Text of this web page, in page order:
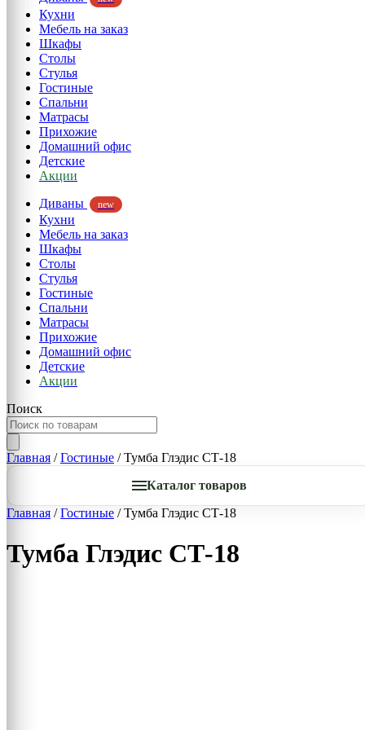
Кухни
Мебель на заказ
Шкафы
Столы
Стулья
Гостиные
Спальни
Матрасы
Прихожие
Домашний офис
Детские
Акции
Диваны
new
Кухни
Мебель на заказ
Шкафы
Столы
Стулья
Гостиные
Спальни
Матрасы
Прихожие
Домашний офис
Детские
Акции
Поиск
Главная /Гостиные / Тумба Глэдис СТ-18
Каталог товаров
Главная /Гостиные / Тумба Глэдис СТ-18
Тумба Глэдис СТ-18